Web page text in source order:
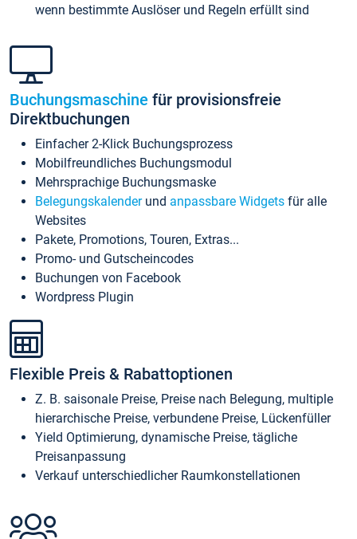
wenn bestimmte Auslöser und Regeln erfüllt sind
Buchungsmaschine für provisionsfreie
Direktbuchungen
Einfacher 2-Klick Buchungsprozess
Mobilfreundliches Buchungsmodul
Mehrsprachige Buchungsmaske
Belegungskalenderund anpassbare Widgets für alle
Websites
Pakete, Promotions, Touren, Extras...
Promo- und Gutscheincodes
Buchungen von Facebook
Wordpress Plugin
Flexible Preis & Rabattoptionen
Z. B. saisonale Preise, Preise nach Belegung, multiple
hierarchische Preise, verbundene Preise, Lückenfüller
Yield Optimierung, dynamische Preise, tägliche
Preisanpassung
Verkauf unterschiedlicher Raumkonstellationen